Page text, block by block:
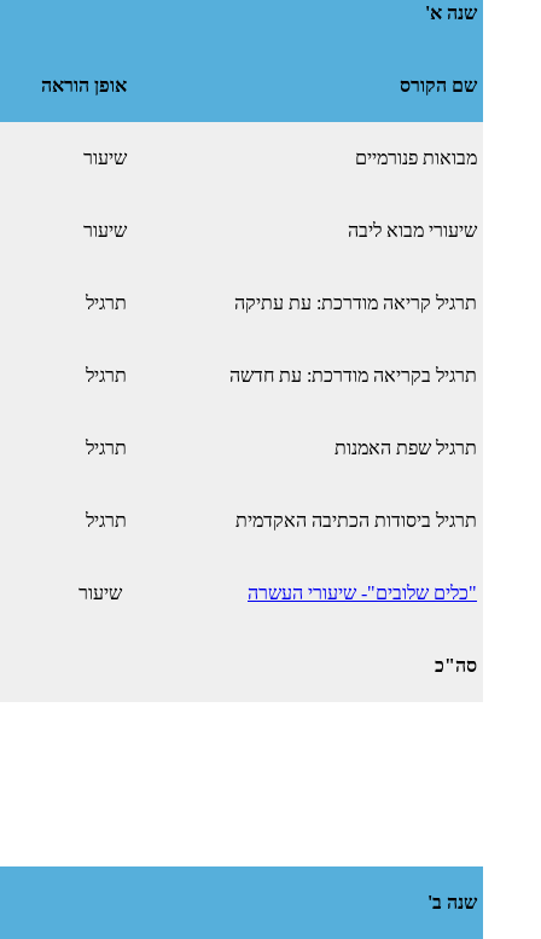
שנה א'
שם הקורס אופן הוראה
מבואות פנורמיים שיעור
שיעורי מבוא ליבה שיעור
תרגיל קריאה מודרכת: עת עתיקה תרגיל
תרגיל בקריאה מודרכת: עת חדשה תרגיל
תרגיל שפת האמנות תרגיל
תרגיל ביסודות הכתיבה האקדמית תרגיל
"כלים שלובים"- שיעורי העשרה שיעור
סה"כ
שנה ב'